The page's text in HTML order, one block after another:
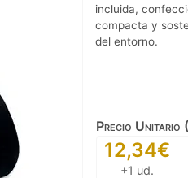
incluida,
compacta y
del entorno.
Precio Unitario
12,34€
+1 ud.